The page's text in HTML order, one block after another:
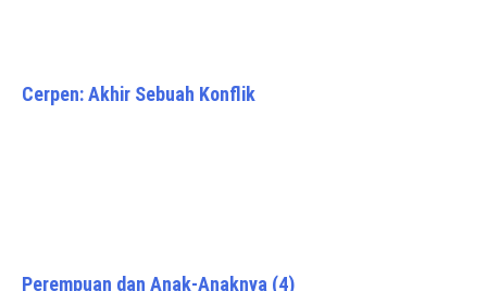
Cerpen: Akhir Sebuah Konflik
Perempuan dan Anak-Anaknya (4)